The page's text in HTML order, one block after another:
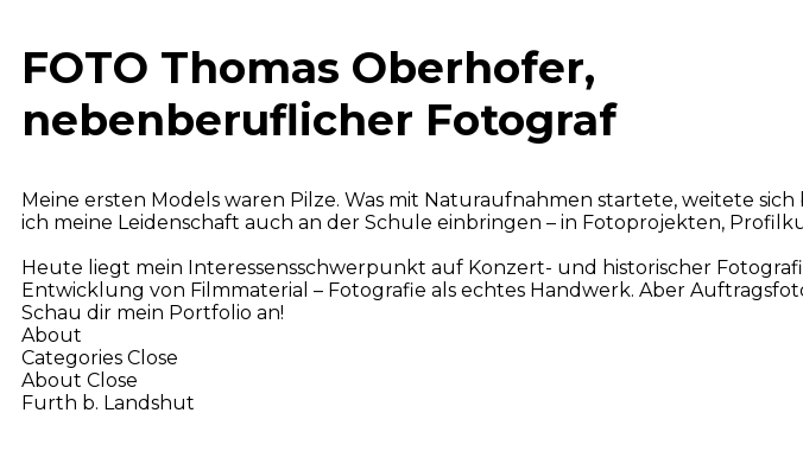
FOTO Thomas Oberhofer,
nebenberuflicher Fotograf
Meine ersten Models waren Pilze. Was mit Naturaufnahmen startete, weitete
ich meine Leidenschaft auch an der Schule einbringen – in Fotoprojekten,
Heute liegt mein Interessensschwerpunkt auf Konzert- und historischer
Entwicklung von Filmmaterial – Fotografie als echtes Handwerk. Aber
Schau dir mein Portfolio an!
About
Categories Close
About Close
Furth b. Landshut